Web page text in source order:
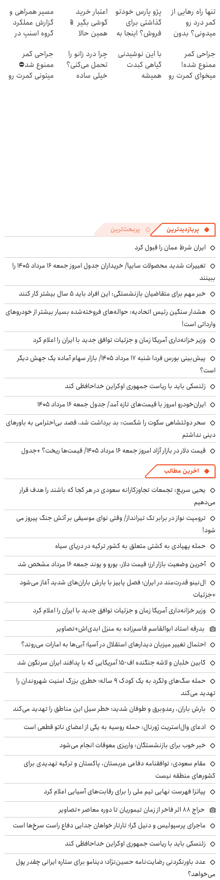
تنها راه رهایی از
کمر درد رو
میدونی؟ بدون
(◂پرسش‌نامه)
پژو پارس خودتو
گذاشتی برای
فروش؟ اینجا به
اعتبار خرید
گوشی بگیر 📱
همین حالا
بده 🎯
مسیر همراهی و
گزارش عملکرد
گروه اسنپ در
جراحی کمر
ممنوع شده!
میخوای کمرت رو
با این نوشیدنی
گیاهی کبدت
همیشه
چرا درد زانو را
تحمل می‌کنی؟
خیلی ساده
جراحی کمر
ممنوع شد⛔
میتونی کمرت رو
پربازدیدترین پربحث‌ترین
ایران شرط عمان را قبول کرد
تغییرات شدید محصولات سایپا/ خریداران جدول امروز جمعه ۱۶ مرداد ۱۴۰۵ را
ببینند
خبر مهم برای متقاضیان بازنشستگی: این افراد باید ۵ سال بیشتر کار کنند
هشدار سنگین رئیس اتحادیه: حواله‌های فروخته‌شده بسیار بیشتر از خودروهای
وارداتی است!
وزیر خزانه‌داری آمریکا زمان و جزئیات توافق جدید با ایران را اعلام کرد
پیش‌بینی بورس فردا شنبه ۱۷ مرداد ۱۴۰۵/ بازار سهام آماده یک جهش دیگر
است؟
زلنسکی باید با ریاست جمهوری اوکراین خداحافظی کند
ایران‌خودرو امروز با قیمت‌های تازه آمد/ جدول جمعه ۱۶ مرداد ۱۴۰۵
سحر دولتشاهی سکوت را شکست: بد برداشت شد، قصد بی‌احترامی به باورهای
دینی نداشتم
قیمت دلار در بازار آزاد امروز جمعه ۱۶ مرداد ۱۴۰۵/ قیمت‌ها ریخت؟ +جدول
آخرین مطالب
یحیی سریع: تجمعات تجاوزکارانه سعودی در هر کجا که باشند را هدف قرار
می‌دهیم
ترومپت نواز در برابر تک تیرانداز/ وقتی نوای موسیقی بر آتش جنگ پیروز می
شود!
حمله پهپادی به کشتی متعلق به کشور ترکیه در دریای سیاه
آخرین وضعیت بازار ارز؛ قیمت دلار، یورو و پوند جمعه ۱۶ مرداد مشخص شد
ال‌نینو قدرت‌مند در ایران؛ فصل پاییز با بارش باران‌های شدید آغاز می‌شود
+جزئیات
وزیر خزانه‌داری آمریکا زمان و جزئیات توافق جدید با ایران را اعلام کرد
بدرقه استاد ابوالقاسم قاسم‌زاده به منزل ابدی‌اش+تصاویر
احتمال تغییر میزبان دیدارهای استقلال در آسیا؛ آبی‌ها به امارات می‌روند؟
کابین خلبان و لاشه جنگنده اف-۱۵ آمریکایی که با پدافند ایران سرنگون شد
حمله سگ‌های ولگرد به یک کودک ۹ ساله؛ خطری بزرگ امنیت شهروندان را
تهدید می‌کند
بارش باران، رعدوبرق و طوفان شدید؛ خطر سیل این مناطق را تهدید می‌کند
ادعای وال‌استریت ژورنال: حمله روسیه به یکی از اعضای ناتو قطعی است
خبر خوب برای بازنشستگان: واریزی معوقات انجام می‌شود
مقام سعودی: توافقنامه دفاعی عربستان، پاکستان و ترکیه تهدیدی برای
کشورهای منطقه نیست
پیاتزا فهرست نهایی تیم ملی را برای رقابت‌های آسیایی اعلام کرد
حراج ۸۸ اثر فاخر از زمان تیموریان تا دوره معاصر +تصاویر
ماجرای پرسپولیس و دنیل گرا؛ تارتار خواهان جدایی دفاع راست سرخ‌ها است
زلنسکی باید با ریاست جمهوری اوکراین خداحافظی کند
عدد باورنکردنی رضایت‌نامه حسین‌نژاد؛ دینامو برای ستاره ایرانی چقدر پول
می‌خواهد؟